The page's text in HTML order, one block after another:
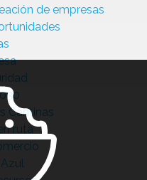
de empresas
Cantinas
ruta